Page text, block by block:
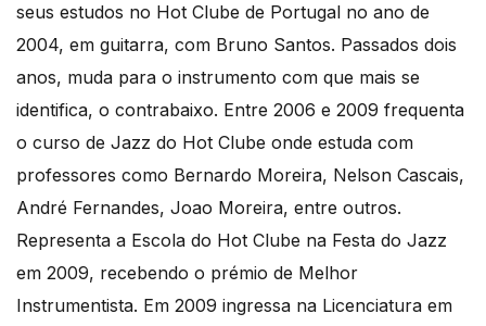
seus estudos no Hot Clube de Portugal no ano de
2004, em guitarra, com Bruno Santos. Passados dois
anos, muda para o instrumento com que mais se
identifica, o contrabaixo. Entre 2006 e 2009 frequenta
o curso de Jazz do Hot Clube onde estuda com
professores como Bernardo Moreira, Nelson Cascais,
André Fernandes, Joao Moreira, entre outros.
Representa a Escola do Hot Clube na Festa do Jazz
em 2009, recebendo o prémio de Melhor
Instrumentista. Em 2009 ingressa na Licenciatura em